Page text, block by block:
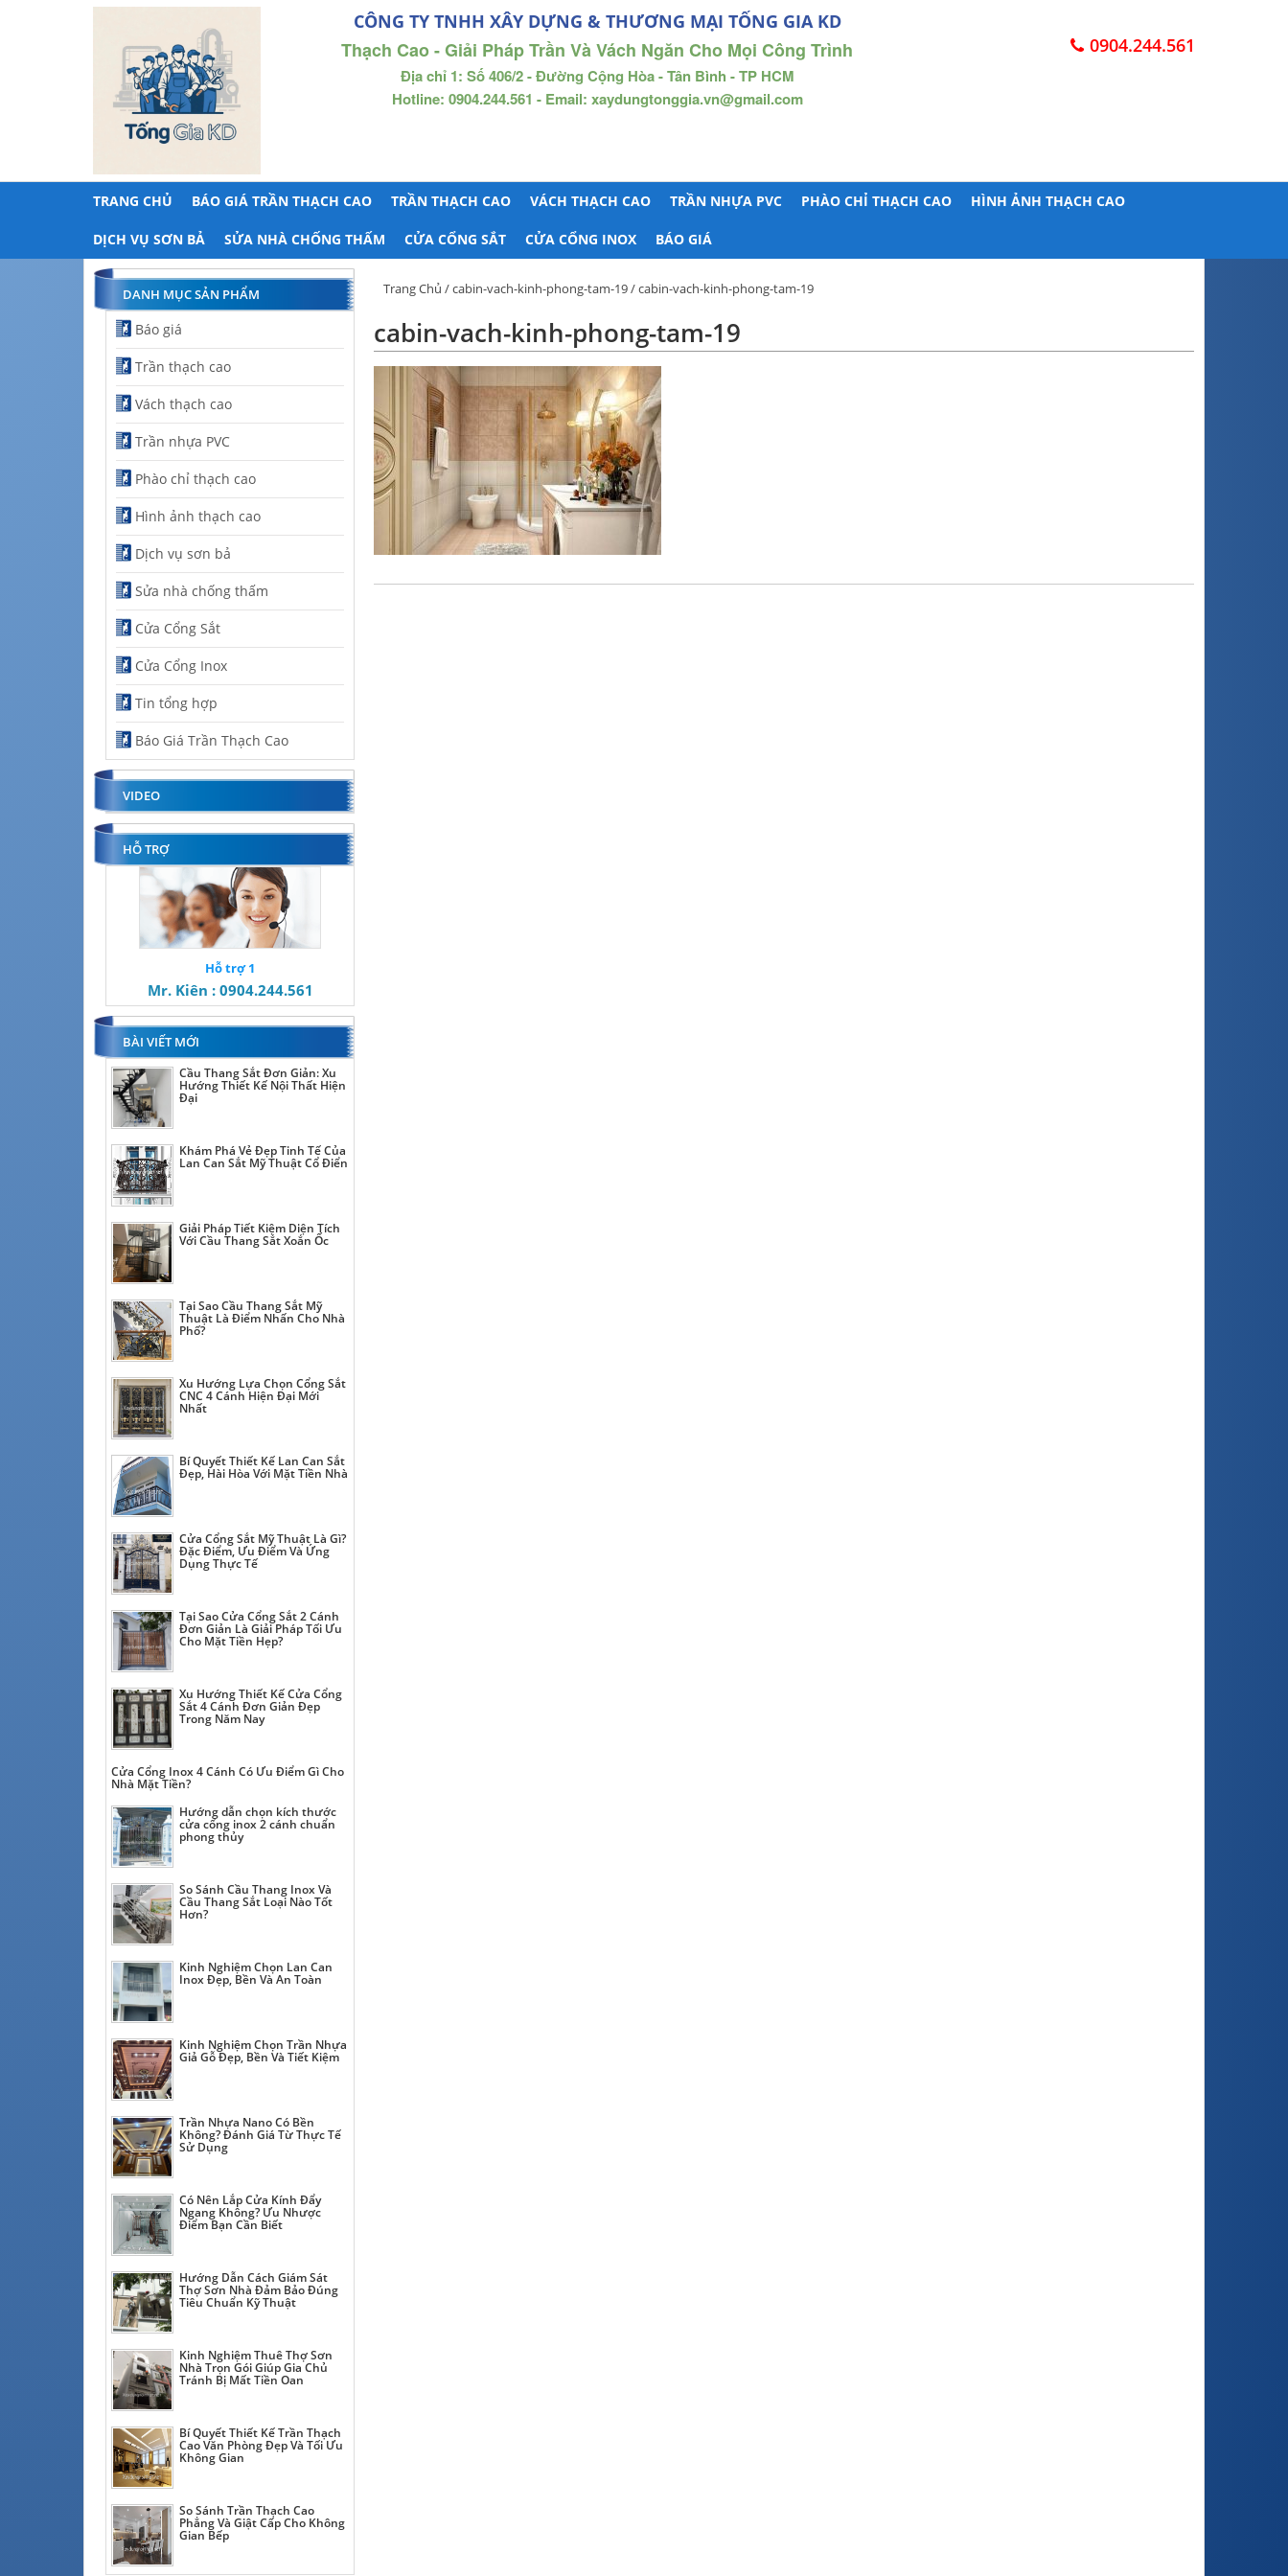
CÔNG TY TNHH XÂY DỰNG & THƯƠNG MẠI TỐNG GIA KD
Thạch Cao - Giải Pháp Trần Và Vách Ngăn Cho Mọi Công Trình
Địa chỉ 1: Số 406/2 - Đường Cộng Hòa - Tân Bình - TP HCM
Hotline: 0904.244.561 - Email: xaydungtonggia.vn@gmail.com
0904.244.561
TRANG CHỦ BÁO GIÁ TRẦN THẠCH CAO TRẦN THẠCH CAO VÁCH THẠCH CAO TRẦN NHỰA PVC PHÀO CHỈ THẠCH CAO HÌNH ẢNH THẠCH CAO
DỊCH VỤ SƠN BẢ SỬA NHÀ CHỐNG THẤM CỬA CỔNG SẮT CỬA CỔNG INOX BÁO GIÁ
Trang Chủ /cabin-vach-kinh-phong-tam-19/ cabin-vach-kinh-phong-tam-19
cabin-vach-kinh-phong-tam-19
DANH MỤC SẢN PHẨM
Báo giá
Trần thạch cao
Vách thạch cao
Trần nhựa PVC
Phào chỉ thạch cao
Hình ảnh thạch cao
Dịch vụ sơn bả
Sửa nhà chống thấm
Cửa Cổng Sắt
Cửa Cổng Inox
Tin tổng hợp
Báo Giá Trần Thạch Cao
VIDEO
HỖ TRỢ
Hỗ trợ 1
Mr. Kiên : 0904.244.561
BÀI VIẾT MỚI
Cầu Thang Sắt Đơn Giản: Xu
Hướng Thiết Kế Nội Thất Hiện
Đại
Khám Phá Vẻ Đẹp Tinh Tế Của
Lan Can Sắt Mỹ Thuật Cổ Điển
Giải Pháp Tiết Kiệm Diện Tích
Với Cầu Thang Sắt Xoắn Ốc
Tại Sao Cầu Thang Sắt Mỹ
Thuật Là Điểm Nhấn Cho Nhà
Phố?
Xu Hướng Lựa Chọn Cổng Sắt
CNC 4 Cánh Hiện Đại Mới
Nhất
Bí Quyết Thiết Kế Lan Can Sắt
Đẹp, Hài Hòa Với Mặt Tiền Nhà
Cửa Cổng Sắt Mỹ Thuật Là Gì?
Đặc Điểm, Ưu Điểm Và Ứng
Dụng Thực Tế
Tại Sao Cửa Cổng Sắt 2 Cánh
Đơn Giản Là Giải Pháp Tối Ưu
Cho Mặt Tiền Hẹp?
Xu Hướng Thiết Kế Cửa Cổng
Sắt 4 Cánh Đơn Giản Đẹp
Trong Năm Nay
Cửa Cổng Inox 4 Cánh Có Ưu Điểm Gì Cho
Nhà Mặt Tiền?
Hướng dẫn chọn kích thước
cửa cổng inox 2 cánh chuẩn
phong thủy
So Sánh Cầu Thang Inox Và
Cầu Thang Sắt Loại Nào Tốt
Hơn?
Kinh Nghiệm Chọn Lan Can
Inox Đẹp, Bền Và An Toàn
Kinh Nghiệm Chọn Trần Nhựa
Giả Gỗ Đẹp, Bền Và Tiết Kiệm
Trần Nhựa Nano Có Bền
Không? Đánh Giá Từ Thực Tế
Sử Dụng
Có Nên Lắp Cửa Kính Đẩy
Ngang Không? Ưu Nhược
Điểm Bạn Cần Biết
Hướng Dẫn Cách Giám Sát
Thợ Sơn Nhà Đảm Bảo Đúng
Tiêu Chuẩn Kỹ Thuật
Kinh Nghiệm Thuê Thợ Sơn
Nhà Trọn Gói Giúp Gia Chủ
Tránh Bị Mất Tiền Oan
Bí Quyết Thiết Kế Trần Thạch
Cao Văn Phòng Đẹp Và Tối Ưu
Không Gian
So Sánh Trần Thạch Cao
Phẳng Và Giật Cấp Cho Không
Gian Bếp